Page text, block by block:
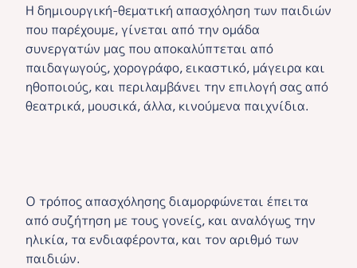
Η δημιουργική-θεματική απασχόληση των παιδιών
που παρέχουμε, γίνεται από την ομάδα
συνεργατών μας που αποκαλύπτεται από
παιδαγωγούς, χορογράφο, εικαστικό, μάγειρα και
ηθοποιούς, και περιλαμβάνει την επιλογή σας από
θεατρικά, μουσικά, άλλα, κινούμενα παιχνίδια.
Ο τρόπος απασχόλησης διαμορφώνεται έπειτα
από συζήτηση με τους γονείς, και αναλόγως την
ηλικία, τα ενδιαφέροντα, και τον αριθμό των
παιδιών.